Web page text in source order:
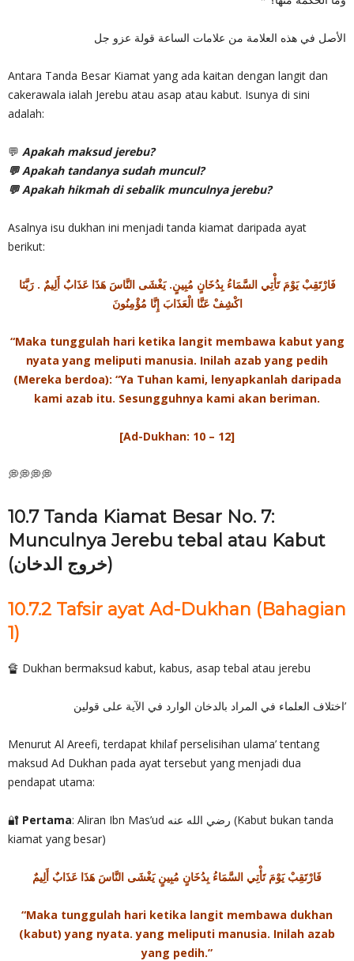
الأصل في هذه العلامة من علامات الساعة قولة عزو جل
Antara Tanda Besar Kiamat yang ada kaitan dengan langit dan
cakerawala ialah Jerebu atau asap atau kabut. Isunya di sini
adalah:
💬 Apakah maksud jerebu?
💬 Apakah tandanya sudah muncul?
💬 Apakah hikmah di sebalik munculnya jerebu?
Asalnya isu dukhan ini menjadi tanda kiamat daripada ayat
berikut:
فَارْتَقِبْ يَوْمَ تَأْتِي السَّمَاءُ بِدُخَانٍ مُبِينٍ. يَغْشَى النَّاسَ هَذَا عَذَابٌ أَلِيمٌ . رَبَّنَا
اكْشِفْ عَنَّا الْعَذَابَ إِنَّا مُؤْمِنُونَ
“Maka tunggulah hari ketika langit membawa kabut yang
nyata yang meliputi manusia. Inilah azab yang pedih
(Mereka berdoa): “Ya Tuhan kami, lenyapkanlah daripada
kami azab itu. Sesungguhnya kami akan beriman.
[Ad-Dukhan: 10 – 12]
💭💭💭💭
10.7 Tanda Kiamat Besar No. 7:
Munculnya Jerebu tebal atau Kabut
(خروج الدخان)
10.7.2 Tafsir ayat Ad-Dukhan (Bahagian
1)
🔏 Dukhan bermaksud kabut, kabus, asap tebal atau jerebu
اختلاف العلماء في المراد بالدخان الوارد في الآية على قولين’
Menurut Al Areefi, terdapat khilaf perselisihan ulama’ tentang
maksud Ad Dukhan pada ayat tersebut yang menjadi dua
pendapat utama:
🔐 Pertama: Aliran Ibn Mas’ud رضي الله عنه (Kabut bukan tanda
kiamat yang besar)
فَارْتَقِبْ يَوْمَ تَأْتِي السَّمَاءُ بِدُخَانٍ مُبِينٍ يَغْشَى النَّاسَ هَذَا عَذَابٌ أَلِيمٌ
“Maka tunggulah hari ketika langit membawa dukhan
(kabut) yang nyata. yang meliputi manusia. Inilah azab
yang pedih.”